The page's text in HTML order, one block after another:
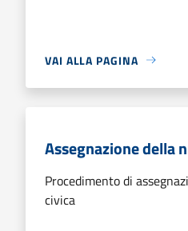
VAI ALLA PAGINA
Assegnazione della
Procedimento di
civica